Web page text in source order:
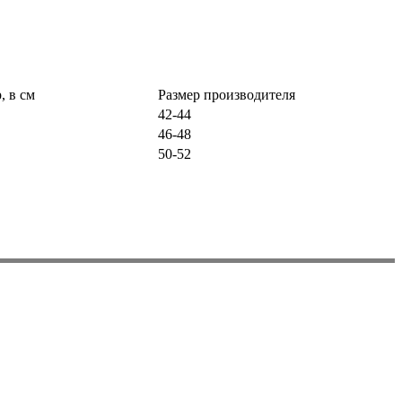
в см
Размер производителя
42-44
46-48
50-52